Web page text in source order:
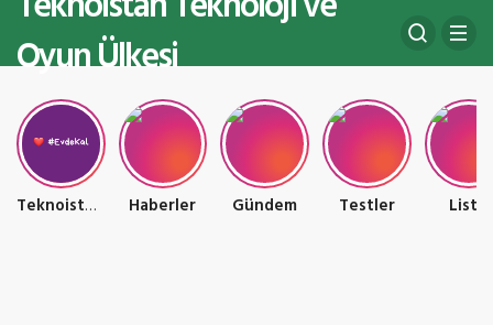
Oyun Ülkesi
Teknoistan Teknoloji ve Oyun Ülkesi Haberler Gündem Testler Liste